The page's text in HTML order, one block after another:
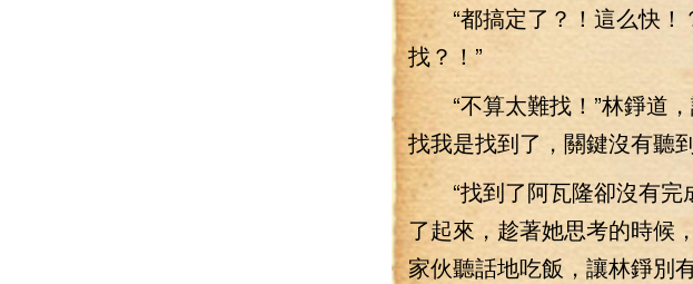
“都搞定了？！這么快！？
找？！”
“不算太難找！”林錚道，
找我是找到了，關鍵沒有聽
“找到了阿瓦隆卻沒有完成
了起來，趁著她思考的時候
家伙聽話地吃飯，讓林錚別